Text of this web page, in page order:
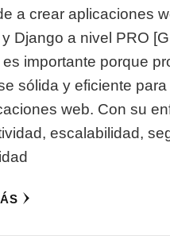
a crear aplicaciones
Django a nivel PRO
importante porque
sólida y eficiente
web. Con su
escalabilidad,